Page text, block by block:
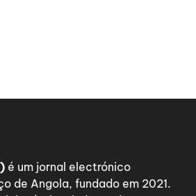
é um jornal electrónico
de Angola, fundado em 2021.